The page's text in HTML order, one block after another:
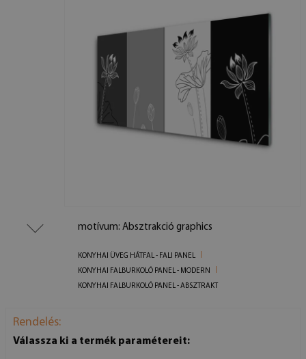
motívum: Absztrakció graphics
KONYHAI ÜVEG HÁTFAL - FALI PANEL
KONYHAI FALBURKOLÓ PANEL - MODERN
KONYHAI FALBURKOLÓ PANEL - ABSZTRAKT
Rendelés:
Válassza ki a termék paramétereit: